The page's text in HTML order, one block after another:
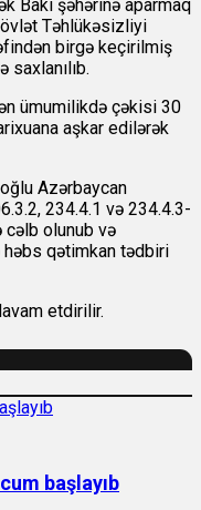
Bakı şəhərinə aparmaq
Təhlükəsizliyi
birgə keçirilmiş
ümumilikdə çəkisi 30
aşkar edilərək
Azərbaycan
234.4.1 və 234.4.3-
cəlb olunub və
həbs qətimkan tədbiri
etdirilir.
başlayıb